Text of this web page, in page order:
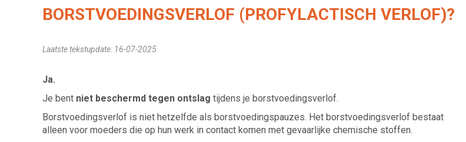
BORSTVOEDINGSVERLOF (PROFYLACTISCH VERLOF)?
Laatste tekstupdate: 16-07-2025
Ja.
Je bent niet beschermd tegen ontslag tijdens je borstvoedingsverlof.
Borstvoedingsverlof is niet hetzelfde als borstvoedingspauzes. Het borstvoedingsverlof bestaat
alleen voor moeders die op hun werk in contact komen met gevaarlijke chemische stoffen.